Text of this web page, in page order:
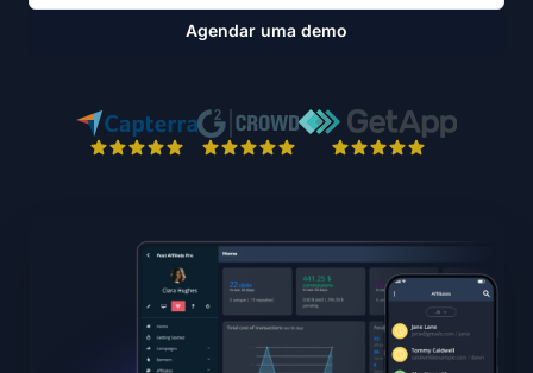
Agendar uma demo